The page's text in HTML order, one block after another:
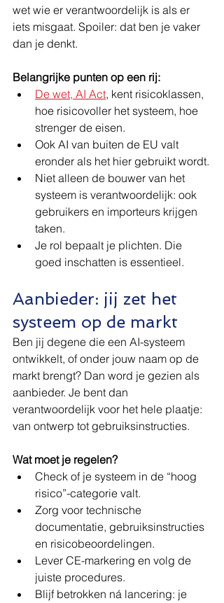
wet wie er verantwoordelijk is als er
iets misgaat. Spoiler: dat ben je vaker
dan je denkt.
Belangrijke punten op een rij:
De wet, AI Act, kent risicoklassen,
hoe risicovoller het systeem, hoe
strenger de eisen.
Ook AI van buiten de EU valt
eronder als het hier gebruikt wordt.
Niet alleen de bouwer van het
systeem is verantwoordelijk: ook
gebruikers en importeurs krijgen
taken.
Je rol bepaalt je plichten. Die
goed inschatten is essentieel.
Aanbieder: jij zet het
systeem op de markt
Ben jij degene die een AI-systeem
ontwikkelt, of onder jouw naam op de
markt brengt? Dan word je gezien als
aanbieder. Je bent dan
verantwoordelijk voor het hele plaatje:
van ontwerp tot gebruiksinstructies.
Wat moet je regelen?
Check of je systeem in de “hoog
risico”-categorie valt.
Zorg voor technische
documentatie, gebruiksinstructies
en risicobeoordelingen.
Lever CE-markering en volg de
juiste procedures.
Blijf betrokken ná lancering: je